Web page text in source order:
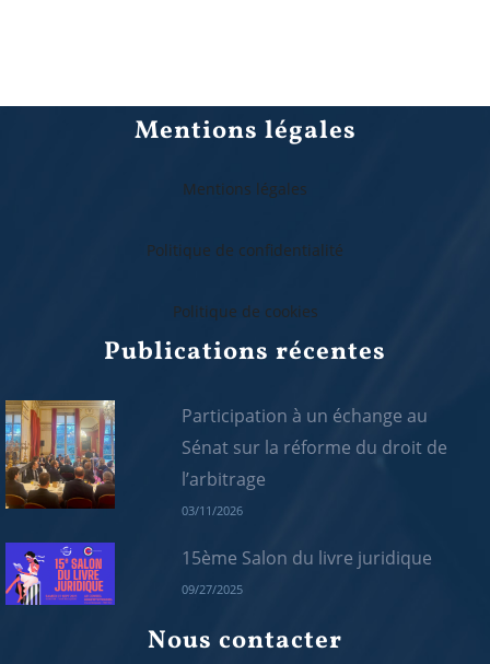
Mentions légales
Mentions légales
Politique de confidentialité
Politique de cookies
Publications récentes
Participation à un échange au
Sénat sur la réforme du droit de
l’arbitrage
03/11/2026
15ème Salon du livre juridique
09/27/2025
Nous contacter